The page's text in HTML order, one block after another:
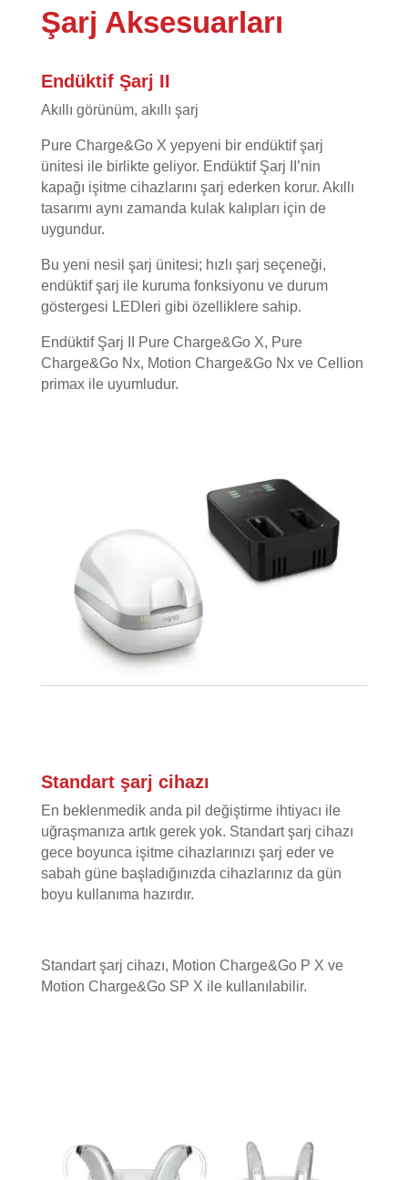
Şarj Aksesuarları
Endüktif Şarj II
Akıllı görünüm, akıllı şarj
Pure Charge&Go X yepyeni bir endüktif şarj
ünitesi ile birlikte geliyor. Endüktif Şarj II’nin
kapağı işitme cihazlarını şarj ederken korur. Akıllı
tasarımı aynı zamanda kulak kalıpları için de
uygundur.
Bu yeni nesil şarj ünitesi; hızlı şarj seçeneği,
endüktif şarj ile kuruma fonksiyonu ve durum
göstergesi LEDleri gibi özelliklere sahip.
Endüktif Şarj II Pure Charge&Go X, Pure
Charge&Go Nx, Motion Charge&Go Nx ve Cellion
primax ile uyumludur.
Standart şarj cihazı
En beklenmedik anda pil değiştirme ihtiyacı ile
uğraşmanıza artık gerek yok. Standart şarj cihazı
gece boyunca işitme cihazlarınızı şarj eder ve
sabah güne başladığınızda cihazlarınız da gün
boyu kullanıma hazırdır.
Standart şarj cihazı, Motion Charge&Go P X ve
Motion Charge&Go SP X ile kullanılabilir.